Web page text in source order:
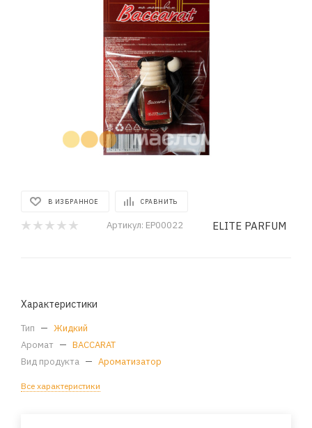
В ИЗБРАННОЕ СРАВНИТЬ
Артикул: EP00022 ELITE PARFUM
Характеристики
Тип — Жидкий
Аромат — BACCARAT
Вид продукта — Ароматизатор
Все характеристики